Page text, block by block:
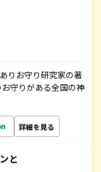
りお守り研究家の著
守りがある全国の神
詳細を見る
と